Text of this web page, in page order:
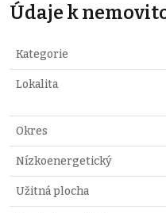
Údaje k
Kategorie
Lokalita
Okres
Nízkoenergetický
Užitná plocha